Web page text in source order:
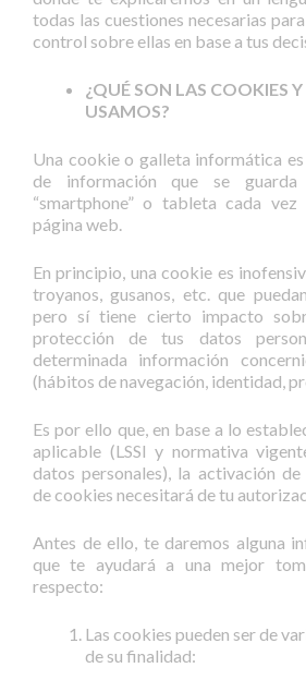
todas las cuestiones necesarias
control sobre ellas en base a tus
¿QUÉ SON LAS COOKIES
USAMOS?
Una cookie o galleta informática
de información que se
“smartphone” o tableta cada
página web.
En principio, una cookie es
troyanos, gusanos, etc. que
pero sí tiene cierto impacto
protección de tus datos
determinada información
(hábitos de navegación, identidad,
Es por ello que, en base a lo
aplicable (LSSI y normativa
datos personales), la activación
de cookies necesitará de tu
Antes de ello, te daremos alguna
que te ayudará a una mejor
respecto:
Las cookies pueden ser de
de su finalidad: